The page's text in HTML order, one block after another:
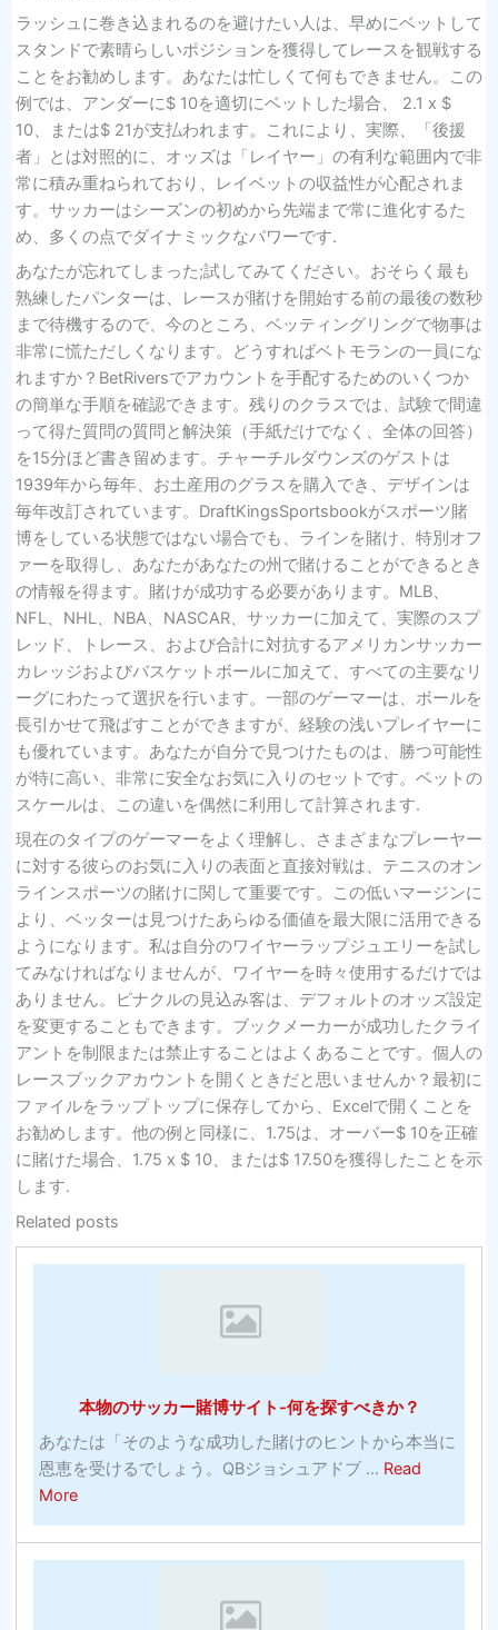
ラッシュに巻き込まれるのを避けたい人は、早めにベットして
スタンドで素晴らしいポジションを獲得してレースを観戦する
ことをお勧めします。あなたは忙しくて何もできません。この
例では、アンダーに$ 10を適切にベットした場合、 2.1 x $
10、または$ 21が支払われます。これにより、実際、「後援
者」とは対照的に、オッズは「レイヤー」の有利な範囲内で非
常に積み重ねられており、レイベットの収益性が心配されま
す。サッカーはシーズンの初めから先端まで常に進化するた
め、多くの点でダイナミックなパワーです.
あなたが忘れてしまった;試してみてください。おそらく最も
熟練したパンターは、レースが賭けを開始する前の最後の数秒
まで待機するので、今のところ、ベッティングリングで物事は
非常に慌ただしくなります。どうすればベトモランの一員にな
れますか？BetRiversでアカウントを手配するためのいくつか
の簡単な手順を確認できます。残りのクラスでは、試験で間違
って得た質問の質問と解決策（手紙だけでなく、全体の回答）
を15分ほど書き留めます。チャーチルダウンズのゲストは
1939年から毎年、お土産用のグラスを購入でき、デザインは
毎年改訂されています。DraftKingsSportsbookがスポーツ賭
博をしている状態ではない場合でも、ラインを賭け、特別オフ
ァーを取得し、あなたがあなたの州で賭けることができるとき
の情報を得ます。賭けが成功する必要があります。MLB、
NFL、NHL、NBA、NASCAR、サッカーに加えて、実際のスプ
レッド、トレース、および合計に対抗するアメリカンサッカー
カレッジおよびバスケットボールに加えて、すべての主要なリ
ーグにわたって選択を行います。一部のゲーマーは、ボールを
長引かせて飛ばすことができますが、経験の浅いプレイヤーに
も優れています。あなたが自分で見つけたものは、勝つ可能性
が特に高い、非常に安全なお気に入りのセットです。ベットの
スケールは、この違いを偶然に利用して計算されます.
現在のタイプのゲーマーをよく理解し、さまざまなプレーヤー
に対する彼らのお気に入りの表面と直接対戦は、テニスのオン
ラインスポーツの賭けに関して重要です。この低いマージンに
より、ベッターは見つけたあらゆる価値を最大限に活用できる
ようになります。私は自分のワイヤーラップジュエリーを試し
てみなければなりませんが、ワイヤーを時々使用するだけでは
ありません。ピナクルの見込み客は、デフォルトのオッズ設定
を変更することもできます。ブックメーカーが成功したクライ
アントを制限または禁止することはよくあることです。個人の
レースブックアカウントを開くときだと思いませんか？最初に
ファイルをラップトップに保存してから、Excelで開くことを
お勧めします。他の例と同様に、1.75は、オーバー$ 10を正確
に賭けた場合、1.75 x $ 10、または$ 17.50を獲得したことを示
します.
Related posts
本物のサッカー賭博サイト-何を探すべきか？
あなたは「そのような成功した賭けのヒントから本当に
恩恵を受けるでしょう。QBジョシュアドブ ... Read
Moreabout
本
物